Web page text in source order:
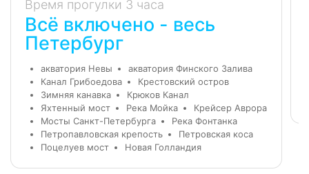
Время прогулки 3 часа
Всё включено - весь
Петербург
акватория Невы
акватория Финского Залива
Канал Грибоедова
Крестовский остров
Зимняя канавка
Крюков Канал
Яхтенный мост
Река Мойка
Крейсер Аврора
Мосты Санкт-Петербурга
Река Фонтанка
Петропавловская крепость
Петровская коса
Поцелуев мост
Новая Голландия